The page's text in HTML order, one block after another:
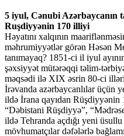
5 iyul, Cənubi Azərbaycanın
Ruşdiyyənin 170 illiyi
Həyatını xalqının
məhrumiyyətlər görən Həsən
tanımayaq? 1851-ci il iyul
şəxsiyyət mütərəqqi təlim-
məqsədi ilə XIX əsrin 80-ci
İrəvanda azərbaycanlılar üçün
ildə İrana qayıdan Rüşdiyyənin
“Dəbistani Rüşdiyyə”,
ildə Tehranda açdığı yeni
mövhumatçılar dəfələrlə